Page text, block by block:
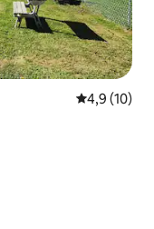
Évaluation
4,9 (10)